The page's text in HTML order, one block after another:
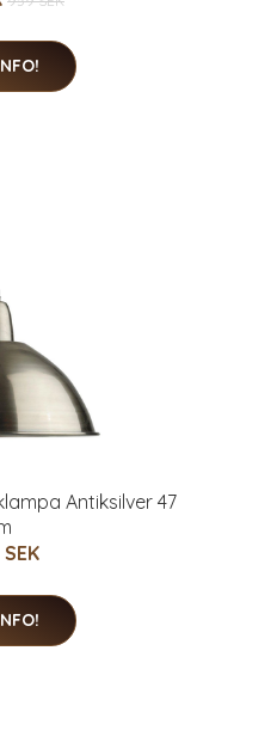
Antiksilver 47